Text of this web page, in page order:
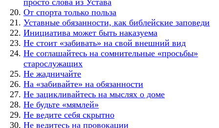
От спорта только польза
Уставные обязанности, как библейские заповеди
Инициатива может быть наказуема
Не стоит «забивать» на свой внешний вид
Не соглашайтесь на сомнительные «просьбы»
старослужащих
Не жадничайте
На «забивайте» на обязанности
Не зацикливайтесь на мыслях о доме
Не будьте «мямлей»
Не ведите себя скрытно
Не ведитесь на провокации